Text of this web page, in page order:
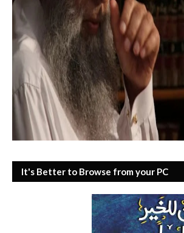
It's Better to Browse from your PC